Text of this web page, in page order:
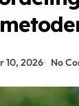
10, 2026 No